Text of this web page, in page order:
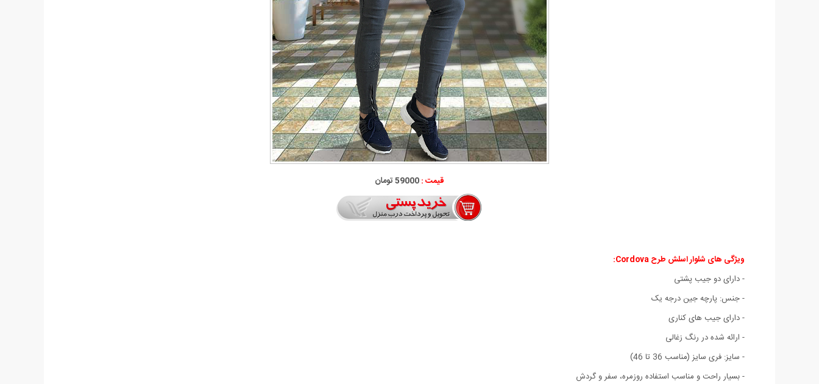
قیمت :59000 تومان
ویژگی های شلوار اسلش طرح Cordova:
- دارای دو جیب پشتی
- جنس: پارچه جین درجه یک
- دارای جیب های کناری
- ارائه شده در رنگ زغالی
- سایز: فری سایز (مناسب 36 تا 46)
- بسیار راحت و مناسب استفاده روزمره، سفر و گردش